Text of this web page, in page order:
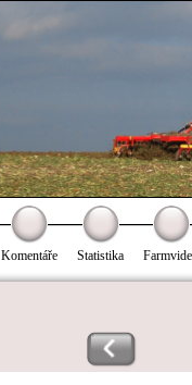
Komentáře Statistika